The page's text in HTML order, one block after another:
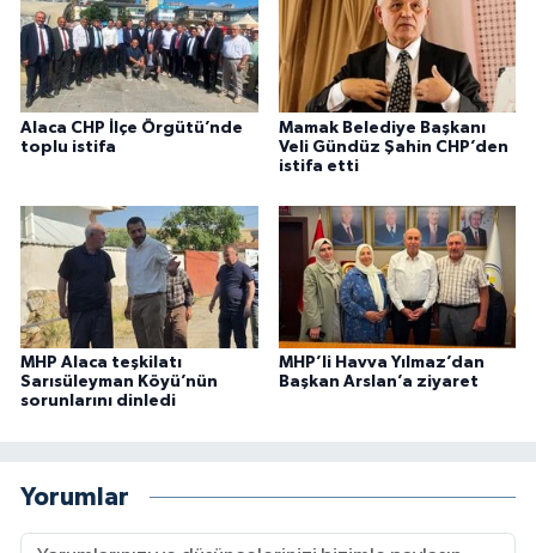
Alaca CHP İlçe Örgütü’nde
toplu istifa
Mamak Belediye Başkanı
Veli Gündüz Şahin CHP’den
istifa etti
MHP Alaca teşkilatı
Sarısüleyman Köyü’nün
sorunlarını dinledi
MHP’li Havva Yılmaz’dan
Başkan Arslan’a ziyaret
Yorumlar